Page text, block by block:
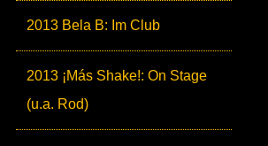
2013 Bela B: Im Club
2013 ¡Más Shake!: On Stage
(u.a. Rod)